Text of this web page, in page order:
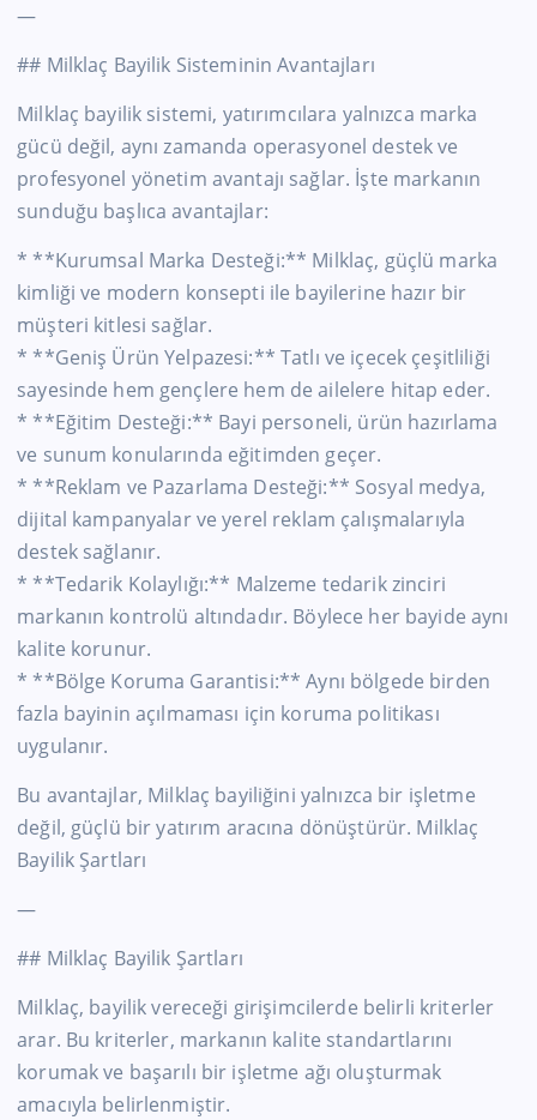
—
## Milklaç Bayilik Sisteminin Avantajları
Milklaç bayilik sistemi, yatırımcılara yalnızca marka
gücü değil, aynı zamanda operasyonel destek ve
profesyonel yönetim avantajı sağlar. İşte markanın
sunduğu başlıca avantajlar:
* **Kurumsal Marka Desteği:** Milklaç, güçlü marka
kimliği ve modern konsepti ile bayilerine hazır bir
müşteri kitlesi sağlar.
* **Geniş Ürün Yelpazesi:** Tatlı ve içecek çeşitliliği
sayesinde hem gençlere hem de ailelere hitap eder.
* **Eğitim Desteği:** Bayi personeli, ürün hazırlama
ve sunum konularında eğitimden geçer.
* **Reklam ve Pazarlama Desteği:** Sosyal medya,
dijital kampanyalar ve yerel reklam çalışmalarıyla
destek sağlanır.
* **Tedarik Kolaylığı:** Malzeme tedarik zinciri
markanın kontrolü altındadır. Böylece her bayide aynı
kalite korunur.
* **Bölge Koruma Garantisi:** Aynı bölgede birden
fazla bayinin açılmaması için koruma politikası
uygulanır.
Bu avantajlar, Milklaç bayiliğini yalnızca bir işletme
değil, güçlü bir yatırım aracına dönüştürür. Milklaç
Bayilik Şartları
—
## Milklaç Bayilik Şartları
Milklaç, bayilik vereceği girişimcilerde belirli kriterler
arar. Bu kriterler, markanın kalite standartlarını
korumak ve başarılı bir işletme ağı oluşturmak
amacıyla belirlenmiştir.